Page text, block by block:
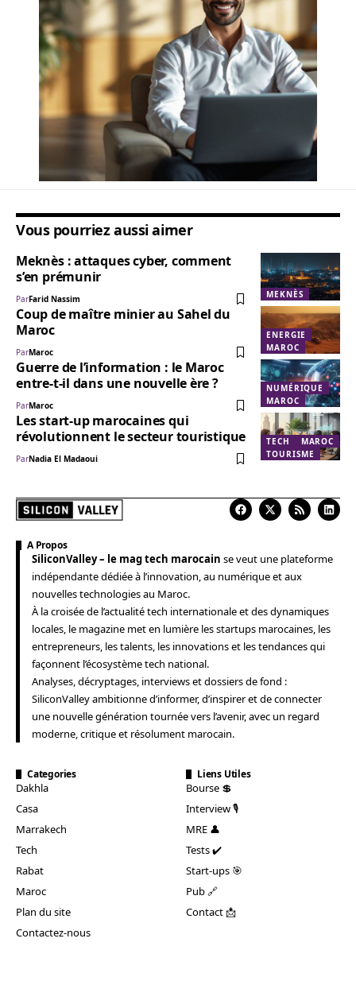
Vous pourriez aussi aimer
MEKNÈS
Meknès : attaques cyber, comment
s’en prémunir
ParFarid Nassim
ENERGIE
MAROC
Coup de maître minier au Sahel du
Maroc
ParMaroc
NUMÉRIQUE
MAROC
Guerre de l’information : le Maroc
entre-t-il dans une nouvelle ère ?
ParMaroc
TECH
MAROC
TOURISME
Les start-up marocaines qui
révolutionnent le secteur touristique
ParNadia El Madaoui
A Propos
SiliconValley – le mag tech marocain se veut une plateforme
indépendante dédiée à l’innovation, au numérique et aux
nouvelles technologies au Maroc.
À la croisée de l’actualité tech internationale et des dynamiques
locales, le magazine met en lumière les startups marocaines, les
entrepreneurs, les talents, les innovations et les tendances qui
façonnent l’écosystème tech national.
Analyses, décryptages, interviews et dossiers de fond :
SiliconValley ambitionne d’informer, d’inspirer et de connecter
une nouvelle génération tournée vers l’avenir, avec un regard
moderne, critique et résolument marocain.
Categories
Dakhla
Casa
Marrakech
Tech
Rabat
Maroc
Plan du site
Contactez-nous
Liens Utiles
Bourse 💲
Interview 🎙️
MRE 👤
Tests ✔️
Start-ups 🎯
Pub 🔗
Contact 📩